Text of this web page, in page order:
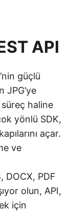
API
’nin güçlü
JPG’ye
haline
yönlü SDK,
açar.
ve
DOCX, PDF
olun, API,
için